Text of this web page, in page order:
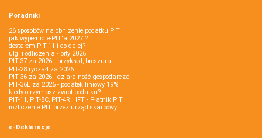
Poradniki
26 sposobów na obniżenie podatku PIT
jak wypełnić e-PIT'a 2027 ?
dostałem PIT-11 i co dalej?
ulgi i odliczenia - pity 2026
PIT-37 za 2026 - przykład, broszura
PIT-28 ryczałt za 2026
PIT-36 za 2026 - działalność gospodarcza
PIT-36L za 2026 - podatek liniowy 19%
kiedy otrzymasz zwrot podatku?
PIT-11, PIT-8C, PIT-4R i IFT - Płatnik PIT
rozliczenie PIT przez urząd skarbowy
e-Deklaracje